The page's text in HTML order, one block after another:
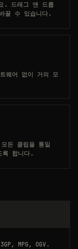
. 드래그 앤 드롭
꿀 수 있습니다.
웨어 없이 거의 모
든 클립을 통일
록 합니다.
MPG, OGV.